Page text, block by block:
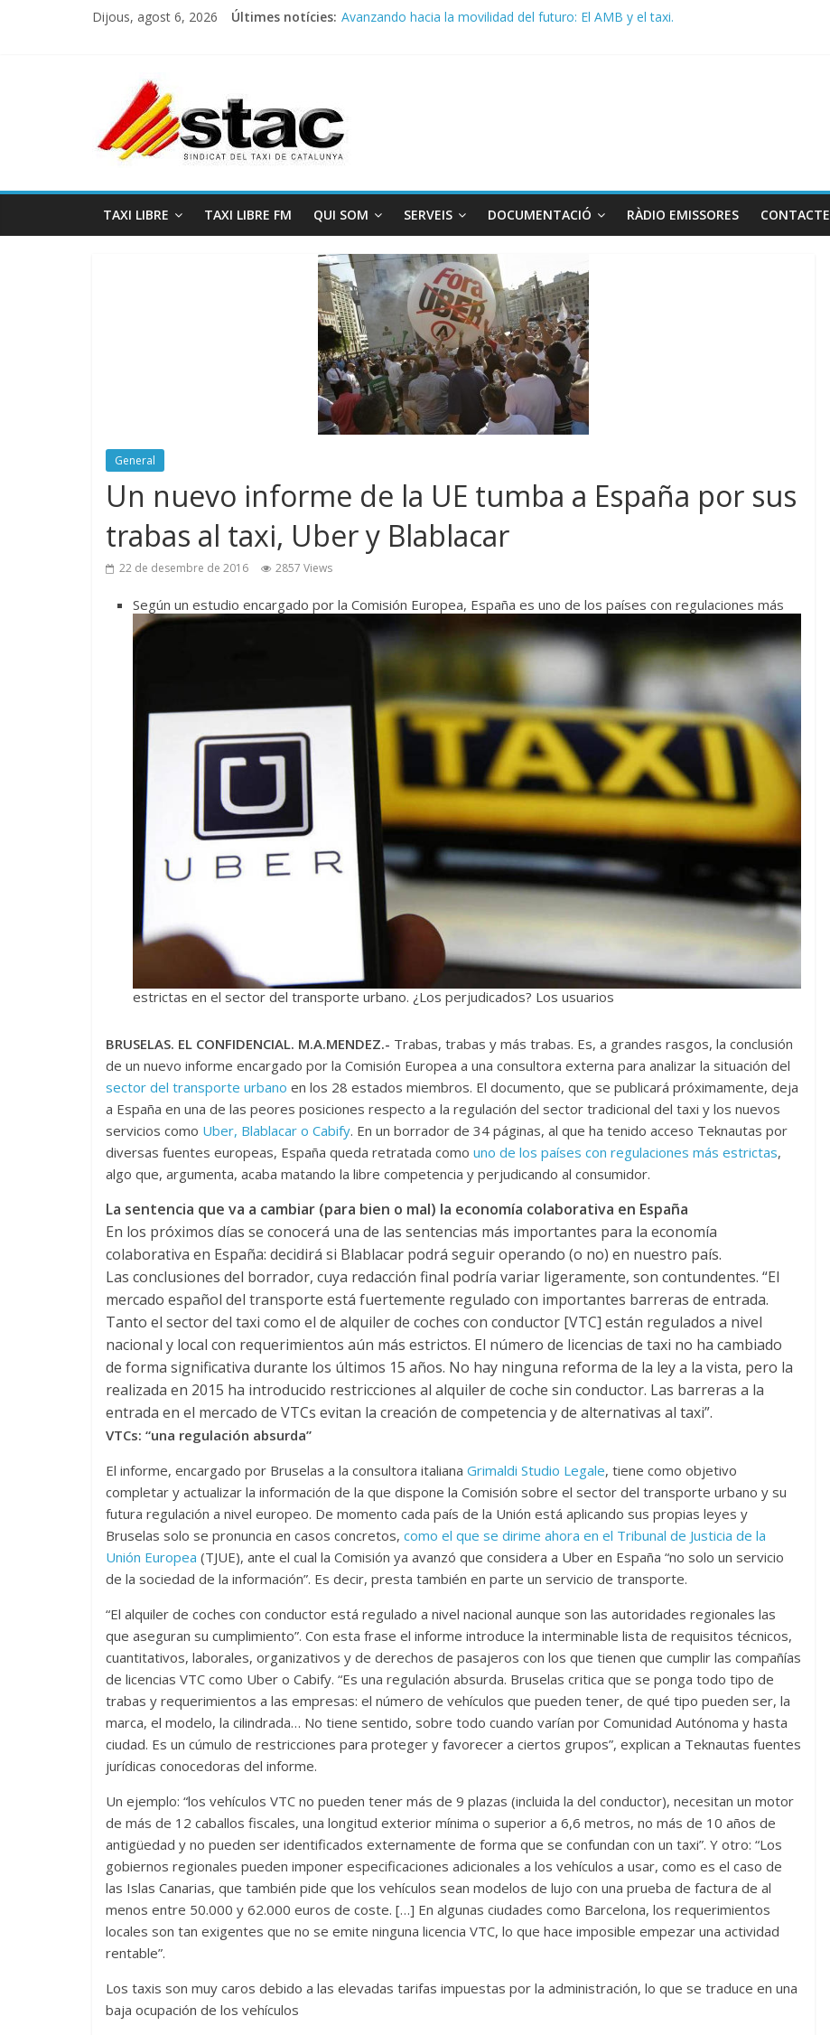
Dijous, agost 6, 2026 Últimes notícies: Avanzando hacia la movilidad del futuro: El AMB y el taxi.
TAXI LIBRE TAXI LIBRE FM QUI SOM SERVEIS DOCUMENTACIÓ RÀDIO EMISSORES CONTACTE
General
Un nuevo informe de la UE tumba a España por sus
trabas al taxi, Uber y Blablacar
22 de desembre de 2016 2857 Views
Según un estudio encargado por la Comisión Europea, España es uno de los países con regulaciones más
estrictas en el sector del transporte urbano. ¿Los perjudicados? Los usuarios
BRUSELAS. EL CONFIDENCIAL. M.A.MENDEZ.- Trabas, trabas y más trabas. Es, a grandes rasgos, la conclusión
de un nuevo informe encargado por la Comisión Europea a una consultora externa para analizar la situación del
sector del transporte urbano en los 28 estados miembros. El documento, que se publicará próximamente, deja
a España en una de las peores posiciones respecto a la regulación del sector tradicional del taxi y los nuevos
servicios como Uber, Blablacar o Cabify. En un borrador de 34 páginas, al que ha tenido acceso Teknautas por
diversas fuentes europeas, España queda retratada como uno de los países con regulaciones más estrictas,
algo que, argumenta, acaba matando la libre competencia y perjudicando al consumidor.
La sentencia que va a cambiar (para bien o mal) la economía colaborativa en España
En los próximos días se conocerá una de las sentencias más importantes para la economía
colaborativa en España: decidirá si Blablacar podrá seguir operando (o no) en nuestro país.
Las conclusiones del borrador, cuya redacción final podría variar ligeramente, son contundentes. “El
mercado español del transporte está fuertemente regulado con importantes barreras de entrada.
Tanto el sector del taxi como el de alquiler de coches con conductor [VTC] están regulados a nivel
nacional y local con requerimientos aún más estrictos. El número de licencias de taxi no ha cambiado
de forma significativa durante los últimos 15 años. No hay ninguna reforma de la ley a la vista, pero la
realizada en 2015 ha introducido restricciones al alquiler de coche sin conductor. Las barreras a la
entrada en el mercado de VTCs evitan la creación de competencia y de alternativas al taxi”.
VTCs: “una regulación absurda”
El informe, encargado por Bruselas a la consultora italiana Grimaldi Studio Legale, tiene como objetivo
completar y actualizar la información de la que dispone la Comisión sobre el sector del transporte urbano y su
futura regulación a nivel europeo. De momento cada país de la Unión está aplicando sus propias leyes y
Bruselas solo se pronuncia en casos concretos, como el que se dirime ahora en el Tribunal de Justicia de la
Unión Europea (TJUE), ante el cual la Comisión ya avanzó que considera a Uber en España “no solo un servicio
de la sociedad de la información”. Es decir, presta también en parte un servicio de transporte.
“El alquiler de coches con conductor está regulado a nivel nacional aunque son las autoridades regionales las
que aseguran su cumplimiento”. Con esta frase el informe introduce la interminable lista de requisitos técnicos,
cuantitativos, laborales, organizativos y de derechos de pasajeros con los que tienen que cumplir las compañías
de licencias VTC como Uber o Cabify. “Es una regulación absurda. Bruselas critica que se ponga todo tipo de
trabas y requerimientos a las empresas: el número de vehículos que pueden tener, de qué tipo pueden ser, la
marca, el modelo, la cilindrada… No tiene sentido, sobre todo cuando varían por Comunidad Autónoma y hasta
ciudad. Es un cúmulo de restricciones para proteger y favorecer a ciertos grupos”, explican a Teknautas fuentes
jurídicas conocedoras del informe.
Un ejemplo: “los vehículos VTC no pueden tener más de 9 plazas (incluida la del conductor), necesitan un motor
de más de 12 caballos fiscales, una longitud exterior mínima o superior a 6,6 metros, no más de 10 años de
antigüedad y no pueden ser identificados externamente de forma que se confundan con un taxi”. Y otro: “Los
gobiernos regionales pueden imponer especificaciones adicionales a los vehículos a usar, como es el caso de
las Islas Canarias, que también pide que los vehículos sean modelos de lujo con una prueba de factura de al
menos entre 50.000 y 62.000 euros de coste. […] En algunas ciudades como Barcelona, los requerimientos
locales son tan exigentes que no se emite ninguna licencia VTC, lo que hace imposible empezar una actividad
rentable”.
Los taxis son muy caros debido a las elevadas tarifas impuestas por la administración, lo que se traduce en una
baja ocupación de los vehículos